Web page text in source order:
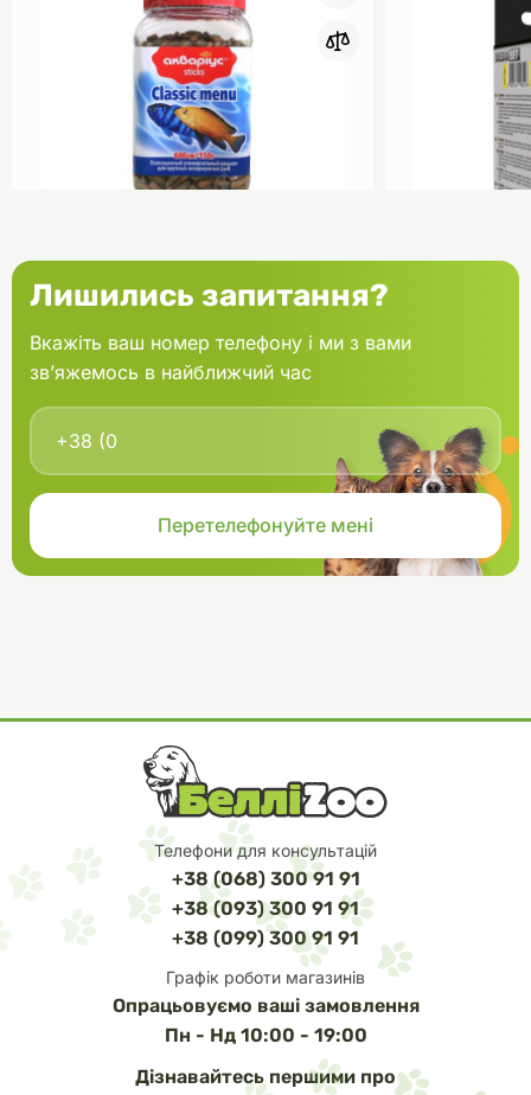
протягом перших 5-ти d (днів)).
Забезпечити тварині постійний доступ до чистої свіжої питної
банка 150 г
В кошик
Aquael
Лишились запитання?
Вкажіть ваш номер телефону і ми з вами
зв’яжемось в найближчий час
Телефони для консультацій
+38 (068) 300 91 91
+38 (093) 300 91 91
+38 (099) 300 91 91
Графік роботи магазинів
Опрацьовуємо ваші замовлення
Пн - Нд 10:00 - 19:00
Дізнавайтесь першими про